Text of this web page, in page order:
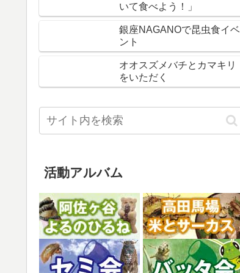
いて食べよう！」
銀座NAGANOで昆虫食イベ
ント
オオスズメバチとカマキリ
をいただく
活動アルバム